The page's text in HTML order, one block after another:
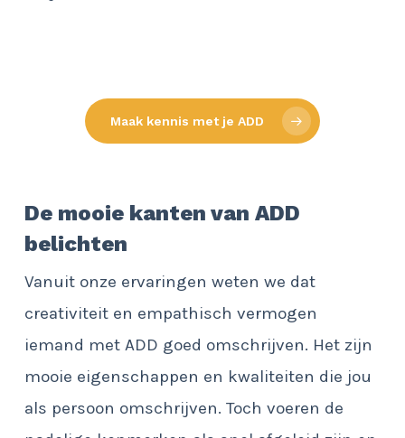
Maak kennis met je ADD
De mooie kanten van ADD
belichten
Vanuit onze ervaringen weten we dat
creativiteit en empathisch vermogen
iemand met ADD goed omschrijven. Het zijn
mooie eigenschappen en kwaliteiten die jou
als persoon omschrijven. Toch voeren de